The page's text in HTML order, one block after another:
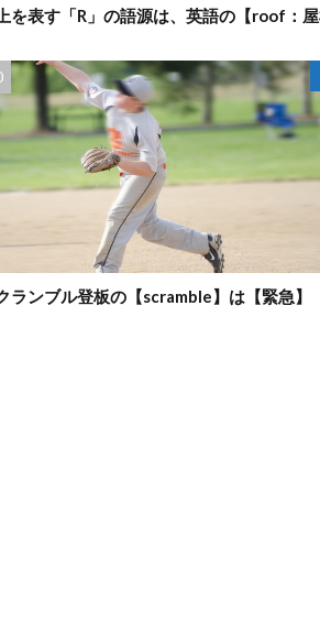
を表す「R」の語源は、英語の【roof：屋
ランブル登板の【scramble】は【緊急】